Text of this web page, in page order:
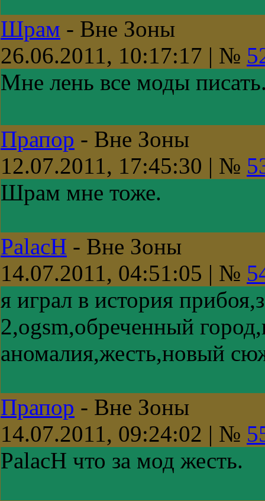
Шрам - Вне Зоны
26.06.2011, 10:17:17 | №
Мне лень все моды
Прапор - Вне Зоны
12.07.2011, 17:45:30 | №
Шрам мне тоже.
PalacH - Вне Зоны
14.07.2011, 04:51:05 | №
я играл в история
2,ogsm,обреченный
аномалия,жесть,новый
Прапор - Вне Зоны
14.07.2011, 09:24:02 | №
PalacH что за мод жесть.